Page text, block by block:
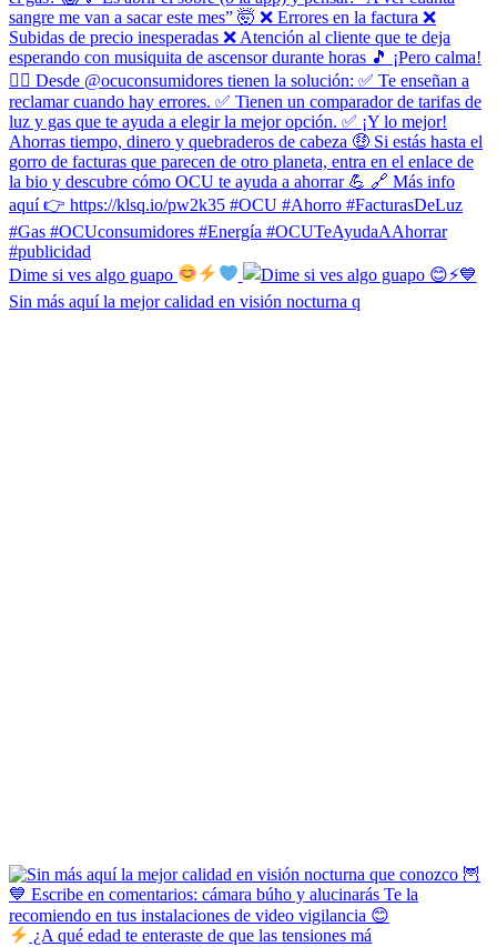
Dime si ves algo guapo
Sin más aquí la mejor calidad en visión nocturna q
¿A qué edad te enteraste de que las tensiones má